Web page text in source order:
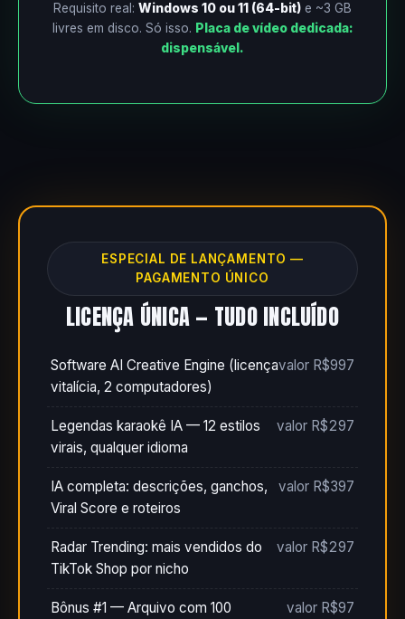
Requisito real: Windows 10 ou 11 (64-bit) e ~3 GB
livres em disco. Só isso. Placa de vídeo dedicada:
dispensável.
ESPECIAL DE LANÇAMENTO —
PAGAMENTO ÚNICO
LICENÇA ÚNICA — TUDO INCLUÍDO
Software AI Creative Engine (licença
vitalícia, 2 computadores)
valor R$997
Legendas karaokê IA — 12 estilos
virais, qualquer idioma
valor R$297
IA completa: descrições, ganchos,
Viral Score e roteiros
valor R$397
Radar Trending: mais vendidos do
TikTok Shop por nicho
valor R$297
Bônus #1 — Arquivo com 100 valor R$97